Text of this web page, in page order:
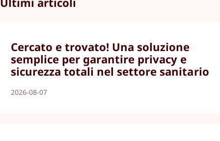
Cercato e trovato! Una soluzione
semplice per garantire privacy e
sicurezza totali nel settore sanitario
2026-08-07